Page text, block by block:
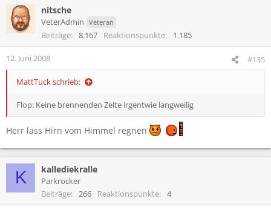
nitsche
VeterAdmin Veteran
Beiträge 8.167 Reaktionspunkte 1.185
12. Juni 2008 #135
MattTuck schrieb:
Flop: Keine brennenden Zelte irgentwie langweilig
Herr lass Hirn vom Himmel regnen
K kallediekralle
Parkrocker
Beiträge
266 Reaktionspunkte 4